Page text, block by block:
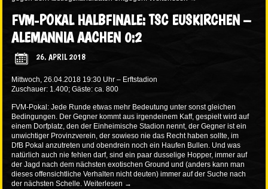
FVM-POKAL HALBFINALE: TSC EUSKIRCHEN –
ALEMANNIA AACHEN 0:2
26. APRIL 2018
Mittwoch, 26.04.2018 19:30 Uhr – Erftstadion
Zuschauer: 1.400; Gäste: ca. 800
FVM-Pokal: Jede Runde etwas mehr Bedeutung unter sonst gleichen
Bedingungen. Der Gegner kommt aus irgendeinem Kaff, gespielt wird auf
einem Dorfplatz, den der Einheimische Stadion nennt, der Gegner ist ein
unwichtiger Provinzverein, der sowieso nie das Recht haben sollte, im
DfB Pokal anzutreten und obendrein noch ein Haufen Bullen. Und was
natürlich auch nie fehlen darf, sind ein paar dusselige Hopper, immer auf
der Jagd nach dem nächsten exotischen Ground und (anders kann man
dieses offensichtliche Verhalten nicht deuten) immer auf der Suche nach
der nächsten Schelle. Weiterlesen →